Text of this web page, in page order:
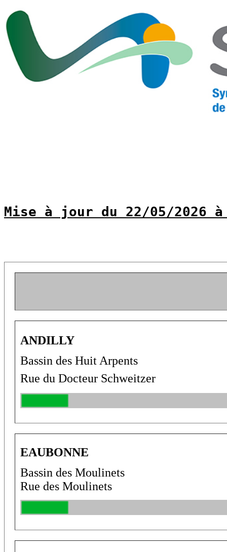
Mise à jour du 22/05/2026 à
ANDILLY
Bassin des Huit Arpents
Rue du Docteur Schweitzer
EAUBONNE
Bassin des Moulinets
Rue des Moulinets